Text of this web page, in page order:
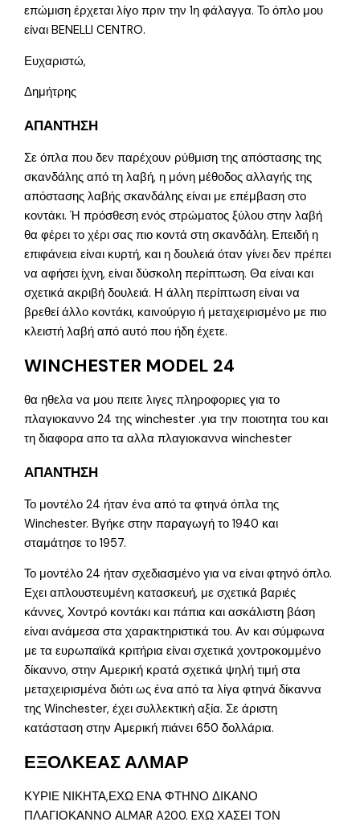
επώμιση έρχεται λίγο πριν την 1η φάλαγγα. Το όπλο μου
είναι BENELLI CENTRO.
Ευχαριστώ,
Δημήτρης
ΑΠΑΝΤΗΣΗ
Σε όπλα που δεν παρέχουν ρύθμιση της απόστασης της
σκανδάλης από τη λαβή, η μόνη μέθοδος αλλαγής της
απόστασης λαβής σκανδάλης είναι με επέμβαση στο
κοντάκι. Ή πρόσθεση ενός στρώματος ξύλου στην λαβή
θα φέρει το χέρι σας πιο κοντά στη σκανδάλη. Επειδή η
επιφάνεια είναι κυρτή, και η δουλειά όταν γίνει δεν πρέπει
να αφήσει ίχνη, είναι δύσκολη περίπτωση. Θα είναι και
σχετικά ακριβή δουλειά. Η άλλη περίπτωση είναι να
βρεθεί άλλο κοντάκι, καινούργιο ή μεταχειρισμένο με πιο
κλειστή λαβή από αυτό που ήδη έχετε.
WINCHESTER MODEL 24
θα ηθελα να μου πειτε λιγες πληροφοριες για το
πλαγιοκαννο 24 της winchester .για την ποιοτητα του και
τη διαφορα απο τα αλλα πλαγιοκαννα winchester
ΑΠΑΝΤΗΣΗ
Το μοντέλο 24 ήταν ένα από τα φτηνά όπλα της
Winchester. Βγήκε στην παραγωγή το 1940 και
σταμάτησε το 1957.
Το μοντέλο 24 ήταν σχεδιασμένο για να είναι φτηνό όπλο.
Εχει απλουστευμένη κατασκευή, με σχετικά βαριές
κάννες, Χοντρό κοντάκι και πάπια και ασκάλιστη βάση
είναι ανάμεσα στα χαρακτηριστικά του. Αν και σύμφωνα
με τα ευρωπαϊκά κριτήρια είναι σχετικά χοντροκομμένο
δίκαννο, στην Αμερική κρατά σχετικά ψηλή τιμή στα
μεταχειρισμένα διότι ως ένα από τα λίγα φτηνά δίκαννα
της Winchester, έχει συλλεκτική αξία. Σε άριστη
κατάσταση στην Αμερική πιάνει 650 δολλάρια.
ΕΞΟΛΚΕΑΣ ΑΛΜΑΡ
ΚΥΡΙΕ ΝΙΚΗΤΑ,ΕΧΩ ΕΝΑ ΦΤΗΝΟ ΔΙΚΑΝΟ
ΠΛΑΓΙΟΚΑΝΝΟ ΑLMAR A200. EXΩ ΧΑΣΕΙ ΤΟΝ